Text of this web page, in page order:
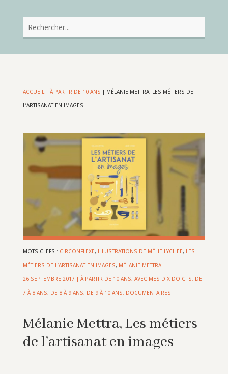
ACCUEIL| À PARTIR DE 10 ANS | MÉLANIE METTRA, LES MÉTIERS DE
L’ARTISANAT EN IMAGES
MOTS-CLEFS : CIRCONFLEXE, ILLUSTRATIONS DE MÉLIE LYCHEE, LES
MÉTIERS DE L’ARTISANAT EN IMAGES, MÉLANIE METTRA
26 SEPTEMBRE 2017 | À PARTIR DE 10 ANS, AVEC MES DIX DOIGTS, DE
7 À 8 ANS, DE 8 À 9 ANS, DE 9 À 10 ANS, DOCUMENTAIRES
Mélanie Mettra, Les métiers
de l’artisanat en images